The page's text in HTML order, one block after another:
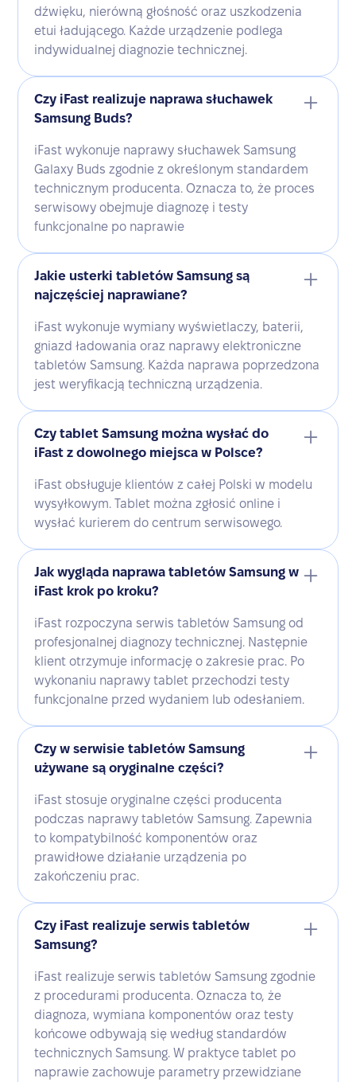
dźwięku, nierówną głośność oraz uszkodzenia
etui ładującego. Każde urządzenie podlega
indywidualnej diagnozie technicznej.
Czy iFast realizuje naprawa słuchawek
Samsung Buds?
iFast wykonuje naprawy słuchawek Samsung
Galaxy Buds zgodnie z określonym standardem
technicznym producenta. Oznacza to, że proces
serwisowy obejmuje diagnozę i testy
funkcjonalne po naprawie
Jakie usterki tabletów Samsung są
najczęściej naprawiane?
iFast wykonuje wymiany wyświetlaczy, baterii,
gniazd ładowania oraz naprawy elektroniczne
tabletów Samsung. Każda naprawa poprzedzona
jest weryfikacją techniczną urządzenia.
Czy tablet Samsung można wysłać do
iFast z dowolnego miejsca w Polsce?
iFast obsługuje klientów z całej Polski w modelu
wysyłkowym. Tablet można zgłosić online i
wysłać kurierem do centrum serwisowego.
Jak wygląda naprawa tabletów Samsung w
iFast krok po kroku?
iFast rozpoczyna serwis tabletów Samsung od
profesjonalnej diagnozy technicznej. Następnie
klient otrzymuje informację o zakresie prac. Po
wykonaniu naprawy tablet przechodzi testy
funkcjonalne przed wydaniem lub odesłaniem.
Czy w serwisie tabletów Samsung
używane są oryginalne części?
iFast stosuje oryginalne części producenta
podczas naprawy tabletów Samsung. Zapewnia
to kompatybilność komponentów oraz
prawidłowe działanie urządzenia po
zakończeniu prac.
Czy iFast realizuje serwis tabletów
Samsung?
iFast realizuje serwis tabletów Samsung zgodnie
z procedurami producenta. Oznacza to, że
diagnoza, wymiana komponentów oraz testy
końcowe odbywają się według standardów
technicznych Samsung. W praktyce tablet po
naprawie zachowuje parametry przewidziane